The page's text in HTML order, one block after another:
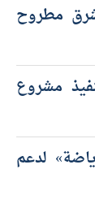
مطروح
مشروع
لدعم